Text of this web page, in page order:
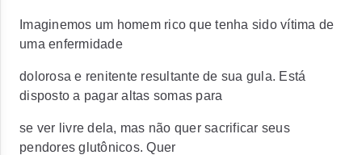
Imaginemos um homem rico que tenha sido vítima de
uma enfermidade
dolorosa e renitente resultante de sua gula. Está
disposto a pagar altas somas para
se ver livre dela, mas não quer sacrificar seus
pendores glutônicos. Quer